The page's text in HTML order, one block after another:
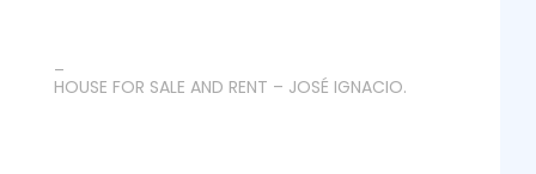
HOUSE FOR SALE AND RENT – JOSÉ IGNACIO.